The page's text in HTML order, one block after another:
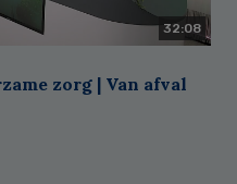
32:08
zorg | Van afval